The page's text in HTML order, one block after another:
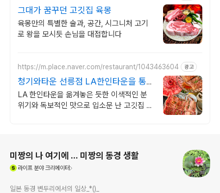
그대가 꿈꾸던 고깃집 육몽
육몽만의 특별한 술과, 공간, 시그니처 고기
로 왕을 모시듯 손님을 대접합니다
https://m.place.naver.com/restaurant/1043463604 광고
청기와타운 선릉점 LA한인타운을 통
째로 옮긴맛
LA 한인타운을 옮겨놓은 듯한 이색적인 분
위기와 독보적인 맛으로 입소문 난 고깃집 본
미짱의 나 여기에 ... 미짱의 동경 생활
라이프분야 크리에이터
일본 동경 변두리에서의 일상_*()_